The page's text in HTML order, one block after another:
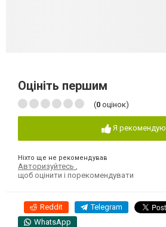
Оцініть першим
(0 оцінок)
Я рекомендую
Ніхто ще не рекомендував
Авторизуйтесь
щоб оцінити і порекомендувати
Reddit Telegram
WhatsApp